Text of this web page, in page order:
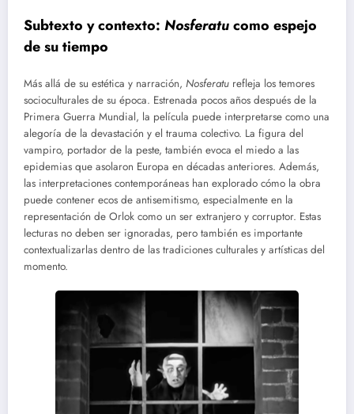
Subtexto y contexto: Nosferatucomo espejo
de su tiempo
Más allá de su estética y narración, Nosferatu refleja los temores
socioculturales de su época. Estrenada pocos años después de la
Primera Guerra Mundial, la película puede interpretarse como una
alegoría de la devastación y el trauma colectivo. La figura del
vampiro, portador de la peste, también evoca el miedo a las
epidemias que asolaron Europa en décadas anteriores. Además,
las interpretaciones contemporáneas han explorado cómo la obra
puede contener ecos de antisemitismo, especialmente en la
representación de Orlok como un ser extranjero y corruptor. Estas
lecturas no deben ser ignoradas, pero también es importante
contextualizarlas dentro de las tradiciones culturales y artísticas del
momento.